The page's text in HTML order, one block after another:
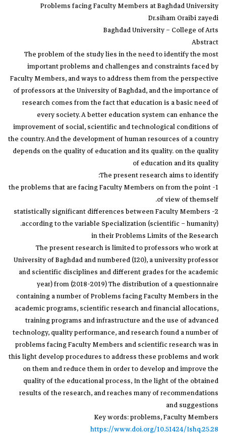
Problems facing Faculty Members at Baghdad University
Dr.siham Oraibi zayedi
Baghdad University – College of Arts
Abstract
The problem of the study lies in the need to identify the most
important problems and challenges and constraints faced by
Faculty Members, and ways to address them from the perspective
of professors at the University of Baghdad, and the importance of
research comes from the fact that education is a basic need of
every society. A better education system can enhance the
improvement of social, scientific and technological conditions of
the country. And the development of human resources of a country
depends on the quality of education and its quality. on the quality
of education and its quality
The present research aims to identify:
1- the problems that are facing Faculty Members on from the point
of view of themself.
2- statistically significant differences between Faculty Members
according to the variable Specialization (scientific – humanity).
in their Problems Limits of the Research
The present research is limited to professors who work at
University of Baghdad and numbered (120), a university professor
and scientific disciplines and different grades for the academic
year) from (2018-2019) The distribution of a questionnaire
containing a number of Problems facing Faculty Members in the
academic programs, scientific research and financial allocations,
training programs and infrastructure and the use of advanced
technology, quality performance, and research found a number of
problems facing Faculty Members and scientific research was in
this light develop procedures to address these problems and work
on them and reduce them in order to develop and improve the
quality of the educational process, In the light of the obtained
results of the research, and reaches many of recommendations
and suggestions
Key words: problems, Faculty Members
https://www.doi.org/10.51424/Ishq.25.28